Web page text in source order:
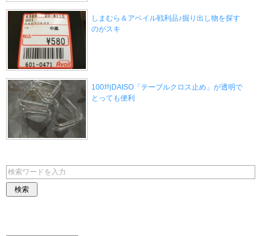
しまむら＆アベイル戦利品♪掘り出し物を探す
のがスキ
100均DAISO「テーブルクロス止め」が透明で
とっても便利